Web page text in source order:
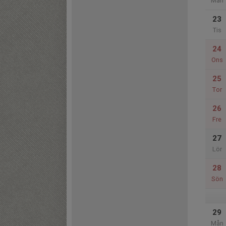
23
Tis
24
Ons
25
Tor
26
Fre
27
Lör
28
Sön
29
Mån